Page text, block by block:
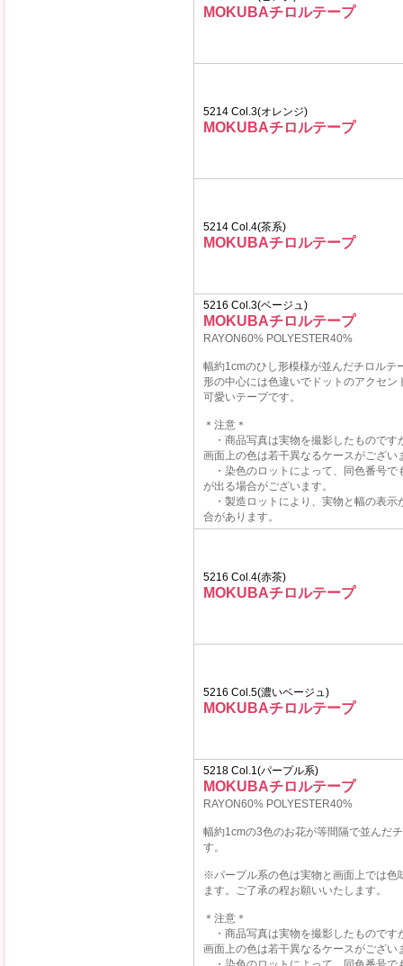
MOKUBAチロルテープ
5214 Col.3(オレンジ)
MOKUBAチロルテープ
5214 Col.4(茶系)
MOKUBAチロルテープ
5216 Col.3(ベージュ)
MOKUBAチロルテープ
RAYON60% POLYESTER40%
幅約1cmのひし形模様が並んだチロルテ
形の中心には色違いでドットのアクセン
可愛いテープです。
＊注意＊
・商品写真は実物を撮影したものです
画面上の色は若干異なるケースがござい
・染色のロットによって、同色番号で
が出る場合がございます。
・製造ロットにより、実物と幅の表示
合があります。
5216 Col.4(赤茶)
MOKUBAチロルテープ
5216 Col.5(濃いベージュ)
MOKUBAチロルテープ
5218 Col.1(パープル系)
MOKUBAチロルテープ
RAYON60% POLYESTER40%
幅約1cmの3色のお花が等間隔で並んだ
す。
※パープル系の色は実物と画面上では色
ます。ご了承の程お願いいたします。
＊注意＊
・商品写真は実物を撮影したものです
画面上の色は若干異なるケースがござい